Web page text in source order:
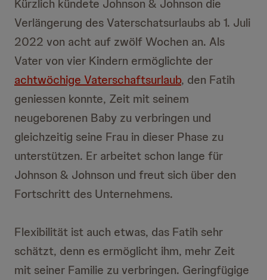
Kürzlich kündete Johnson & Johnson die
Verlängerung des Vaterschatsurlaubs ab 1. Juli
2022 von acht auf zwölf Wochen an. Als
Vater von vier Kindern ermöglichte der
achtwöchige Vaterschaftsurlaub, den Fatih
geniessen konnte, Zeit mit seinem
neugeborenen Baby zu verbringen und
gleichzeitig seine Frau in dieser Phase zu
unterstützen. Er arbeitet schon lange für
Johnson & Johnson und freut sich über den
Fortschritt des Unternehmens.
Flexibilität ist auch etwas, das Fatih sehr
schätzt, denn es ermöglicht ihm, mehr Zeit
mit seiner Familie zu verbringen. Geringfügige